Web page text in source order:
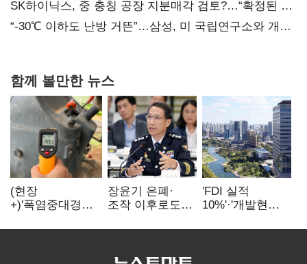
SK하이닉스, 중 충칭 공장 지분매각 검토?…“확정된 바
없어”
“-30℃ 이하도 난방 거뜬”…삼성, 미 국립연구소와 개발
함께 볼만한 뉴스
(현장
+)'폭염중대경보'
이주노동자는
장윤기 은폐·
조작 이후로도
내부비위…경찰
'FDI 실적
10%'·'개발현안
인천경제청장